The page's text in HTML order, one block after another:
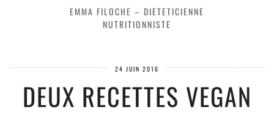
EMMA FILOCHE – DIETETICIENNE
NUTRITIONNISTE
24 JUIN 2016
DEUX RECETTES VEGAN